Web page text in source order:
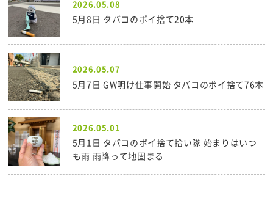
2026.05.08
5月8日 タバコのポイ捨て20本
2026.05.07
5月7日 GW明け仕事開始 タバコのポイ捨て76本
2026.05.01
5月1日 タバコのポイ捨て拾い隊 始まりはいつ
も雨 雨降って地固まる